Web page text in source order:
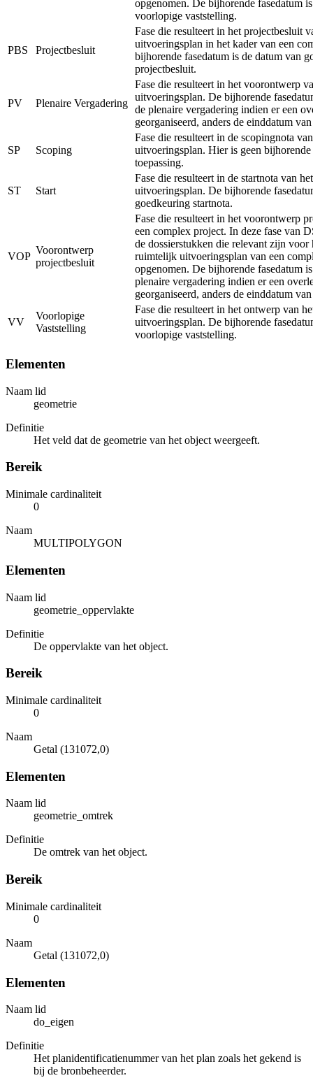
opgenomen. De bijhorende fasedatum
voorlopige vaststelling.
PBS Projectbesluit
Fase die resulteert in het projectbesluit
uitvoeringsplan in het kader van een
bijhorende fasedatum is de datum van
projectbesluit.
PV Plenaire Vergadering
Fase die resulteert in het voorontwerp
uitvoeringsplan. De bijhorende
de plenaire vergadering indien er een
georganiseerd, anders de einddatum
SP Scoping
Fase die resulteert in de scopingnota
uitvoeringsplan. Hier is geen bijhorende
toepassing.
ST Start
Fase die resulteert in de startnota van
uitvoeringsplan. De bijhorende
goedkeuring startnota.
VOP
Voorontwerp
projectbesluit
Fase die resulteert in het voorontwerp
een complex project. In deze fase van
de dossierstukken die relevant zijn
ruimtelijk uitvoeringsplan van een
opgenomen. De bijhorende fasedatum
plenaire vergadering indien er een
georganiseerd, anders de einddatum
VV
Voorlopige
Vaststelling
Fase die resulteert in het ontwerp van
uitvoeringsplan. De bijhorende
voorlopige vaststelling.
Elementen
Naam lid
geometrie
Definitie
Het veld dat de geometrie van het object weergeeft.
Bereik
Minimale cardinaliteit
0
Naam
MULTIPOLYGON
Elementen
Naam lid
geometrie_oppervlakte
Definitie
De oppervlakte van het object.
Bereik
Minimale cardinaliteit
0
Naam
Getal (131072,0)
Elementen
Naam lid
geometrie_omtrek
Definitie
De omtrek van het object.
Bereik
Minimale cardinaliteit
0
Naam
Getal (131072,0)
Elementen
Naam lid
do_eigen
Definitie
Het planidentificatienummer van het plan zoals het gekend is
bij de bronbeheerder.